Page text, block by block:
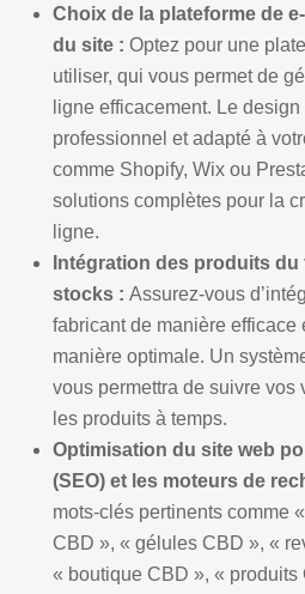
Choix de la plateforme de
du site : Optez pour une
utiliser, qui vous permet de
ligne efficacement. Le
professionnel et adapté à
comme Shopify, Wix ou
solutions complètes pour la
ligne.
Intégration des produits
stocks : Assurez-vous
fabricant de manière efficace
manière optimale. Un
vous permettra de suivre vos
les produits à temps.
Optimisation du site web
(SEO) et les moteurs de
mots-clés pertinents comme
CBD », « gélules CBD », «
« boutique CBD », «